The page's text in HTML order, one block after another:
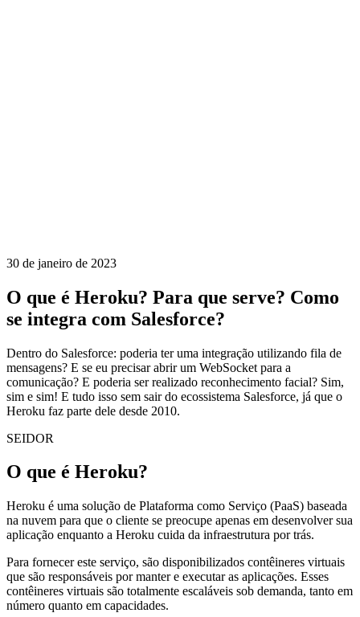
30 de janeiro de 2023
O que é Heroku? Para que serve? Como
se integra com Salesforce?
Dentro do Salesforce: poderia ter uma integração utilizando fila de
mensagens? E se eu precisar abrir um WebSocket para a
comunicação? E poderia ser realizado reconhecimento facial? Sim,
sim e sim! E tudo isso sem sair do ecossistema Salesforce, já que o
Heroku faz parte dele desde 2010.
SEIDOR
O que é Heroku?
Heroku é uma solução de Plataforma como Serviço (PaaS) baseada
na nuvem para que o cliente se preocupe apenas em desenvolver sua
aplicação enquanto a Heroku cuida da infraestrutura por trás.
Para fornecer este serviço, são disponibilizados contêineres virtuais
que são responsáveis por manter e executar as aplicações. Esses
contêineres virtuais são totalmente escaláveis sob demanda, tanto em
número quanto em capacidades.